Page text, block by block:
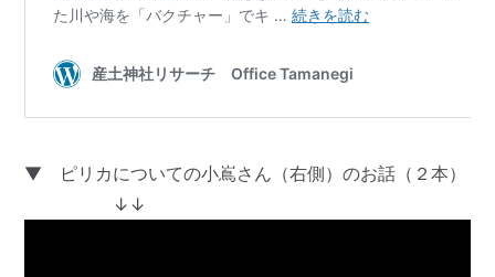
▼ ピリカについての小嶌さん（右側）のお話（２本）
↓↓